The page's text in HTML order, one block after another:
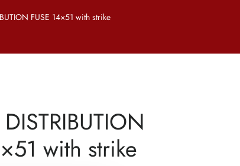
FUSE 14×51 with strike
with strike